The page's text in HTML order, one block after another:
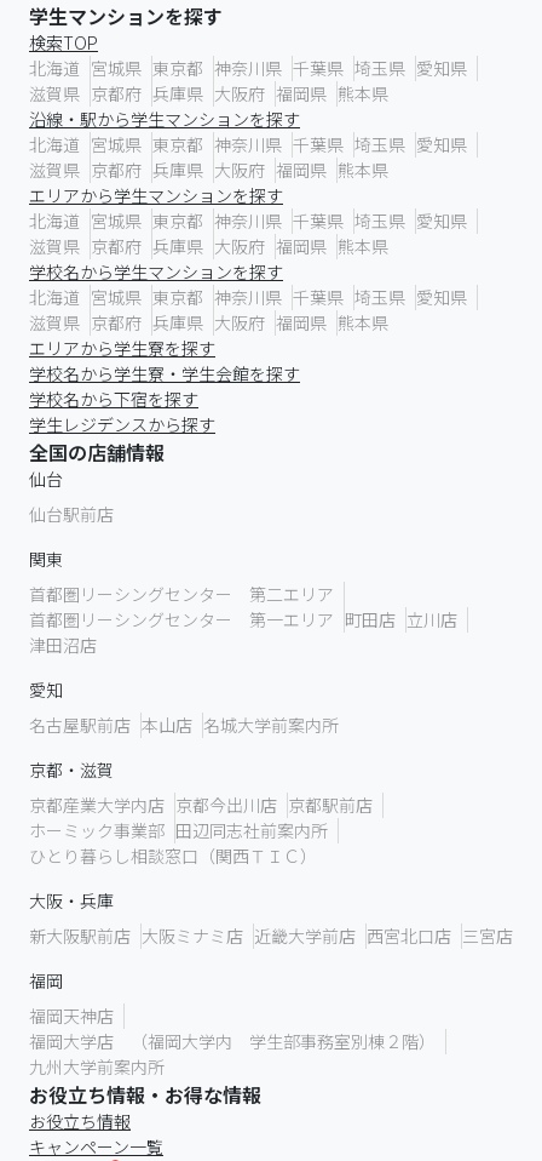
学生マンションを探す
検索TOP
北海道 宮城県 東京都 神奈川県 千葉県 埼玉県 愛知県
滋賀県 京都府 兵庫県 大阪府 福岡県 熊本県
沿線・駅から学生マンションを探す
北海道 宮城県 東京都 神奈川県 千葉県 埼玉県 愛知県
滋賀県 京都府 兵庫県 大阪府 福岡県 熊本県
エリアから学生マンションを探す
北海道 宮城県 東京都 神奈川県 千葉県 埼玉県 愛知県
滋賀県 京都府 兵庫県 大阪府 福岡県 熊本県
学校名から学生マンションを探す
北海道 宮城県 東京都 神奈川県 千葉県 埼玉県 愛知県
滋賀県 京都府 兵庫県 大阪府 福岡県 熊本県
エリアから学生寮を探す
学校名から学生寮・学生会館を探す
学校名から下宿を探す
学生レジデンスから探す
全国の店舗情報
仙台
仙台駅前店
関東
首都圏リーシングセンター 第二エリア
首都圏リーシングセンター 第一エリア 町田店 立川店
津田沼店
愛知
名古屋駅前店 本山店 名城大学前案内所
京都・滋賀
京都産業大学内店 京都今出川店 京都駅前店
ホーミック事業部 田辺同志社前案内所
ひとり暮らし相談窓口（関西ＴＩＣ）
大阪・兵庫
新大阪駅前店 大阪ミナミ店 近畿大学前店 西宮北口店 三宮店
福岡
福岡天神店
福岡大学店 （福岡大学内 学生部事務室別棟２階）
九州大学前案内所
お役立ち情報・お得な情報
お役立ち情報
キャンペーン一覧